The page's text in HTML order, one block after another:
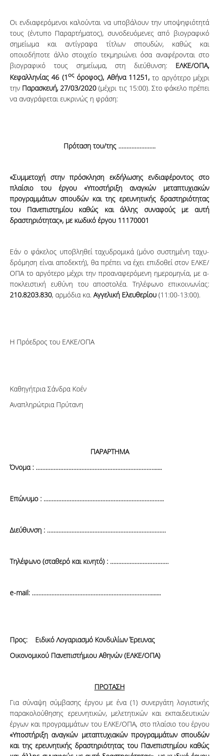
Οι ενδιαφερόμενοι καλούνται να υποβάλουν την υποψηφιότητά
τους (έντυπο Παραρτήματος), συνοδευόμενες από βιογραφικό
σημείωμα και αντίγραφα τίτλων σπουδών, καθώς και
οποιοδήποτε άλλο στοιχείο τεκμηριώνει όσα αναφέρονται στο
βιογραφικό τους σημείωμα, στη διεύθυνση: ΕΛΚΕ/ΟΠΑ,
Κεφαλληνίας 46 (1οςόροφος), Α­θήνα 11251,το αργότερο μέχρι
την Παρασκευή, 27/03/2020(μέχρι τις 15:00). Στο φάκελο πρέπει
να αναγράφεται ευκρινώς η φράση:
Πρόταση του/της …………………..
«Συμμετοχή στην πρόσκληση εκδήλωσης ενδιαφέροντος στο
πλαίσιο του έργου «Υποστήριξη αναγκών μεταπτυχιακών
προγραμμάτων σπου­δών και της ερευνητικής δραστηριότητας
του Πανεπιστημίου καθώς και άλλης συ­ναφούς με αυ­τή
δραστηριότητας», με κωδικό έργου 11170001
Εάν ο φάκελος υποβλη­θεί ταχυδρομικά (μόνο συστημένη τα­χυ­
δρό­­­μηση είναι απο­δε­κτή), θα πρέπει να έχει ε­πιδοθεί στον ΕΛΚΕ/
ΟΠΑ το αργότερο μέ­χρι την προανα­φε­­­­­ρό­με­νη η­­μερομηνία, με α­
πο­κλει­στι­κή ευθύνη του αποστολέα. Τη­­­­λέ­φω­­νο ε­πι­κοι­νω­νί­ας:
210.8203.830, αρ­­μόδια κα. Αγγελική Ελευθερίου (11:00-13:00).
Η Πρόεδρος του ΕΛΚΕ/ΟΠΑ
Καθηγήτρια Σάνδρα Κοέν
Αναπληρώτρια Πρύτανη
ΠΑΡΑΡΤΗΜΑ
Όνομα : ………………………………………………………………......
Επώνυμο : ………………………………………………………………..
Διεύθυνση : ……………………………………………………………….
Τηλέφωνο (σταθερό και κινητό) : ………………………………
e-mail: ………………………………………………………………........
Προς: Ειδικό Λογαριασμό Κονδυλίων Έρευνας
Οικονομικού Πανεπιστήμιου Αθηνών (ΕΛΚΕ/ΟΠΑ)
ΠΡΟΤΑΣΗ
Για σύναψη σύμβασης έργου με ένα (1) συνεργάτη λογιστικής
παρακολούθησης ερευνητικών, μελετητικών και εκπαιδευτικών
έργων και προ­­γραμ­­­μά­­των του ΕΛΚΕ/ΟΠΑ, στο πλαίσιο του έργου
«Υποστήριξη αναγκών μεταπτυχιακών προγραμμάτων σπου­δών
και της ερευνητικής δραστηριότητας του Πανεπιστημίου καθώς